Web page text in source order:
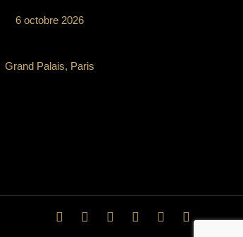
6 octobre 2026
Grand Palais, Paris